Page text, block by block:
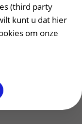
(third party
kunt u dat hier
om onze